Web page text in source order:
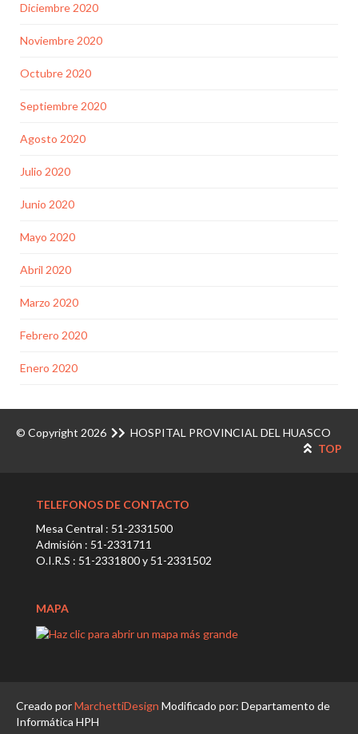
Diciembre 2020
Noviembre 2020
Octubre 2020
Septiembre 2020
Agosto 2020
Julio 2020
Junio 2020
Mayo 2020
Abril 2020
Marzo 2020
Febrero 2020
Enero 2020
© Copyright 2026
HOSPITAL PROVINCIAL DEL HUASCO
TOP
TELEFONOS DE CONTACTO
Mesa Central : 51-2331500
Admisión : 51-2331711
O.I.R.S : 51-2331800 y 51-2331502
MAPA
Creado porMarchettiDesign Modificado por: Departamento de
Informática HPH